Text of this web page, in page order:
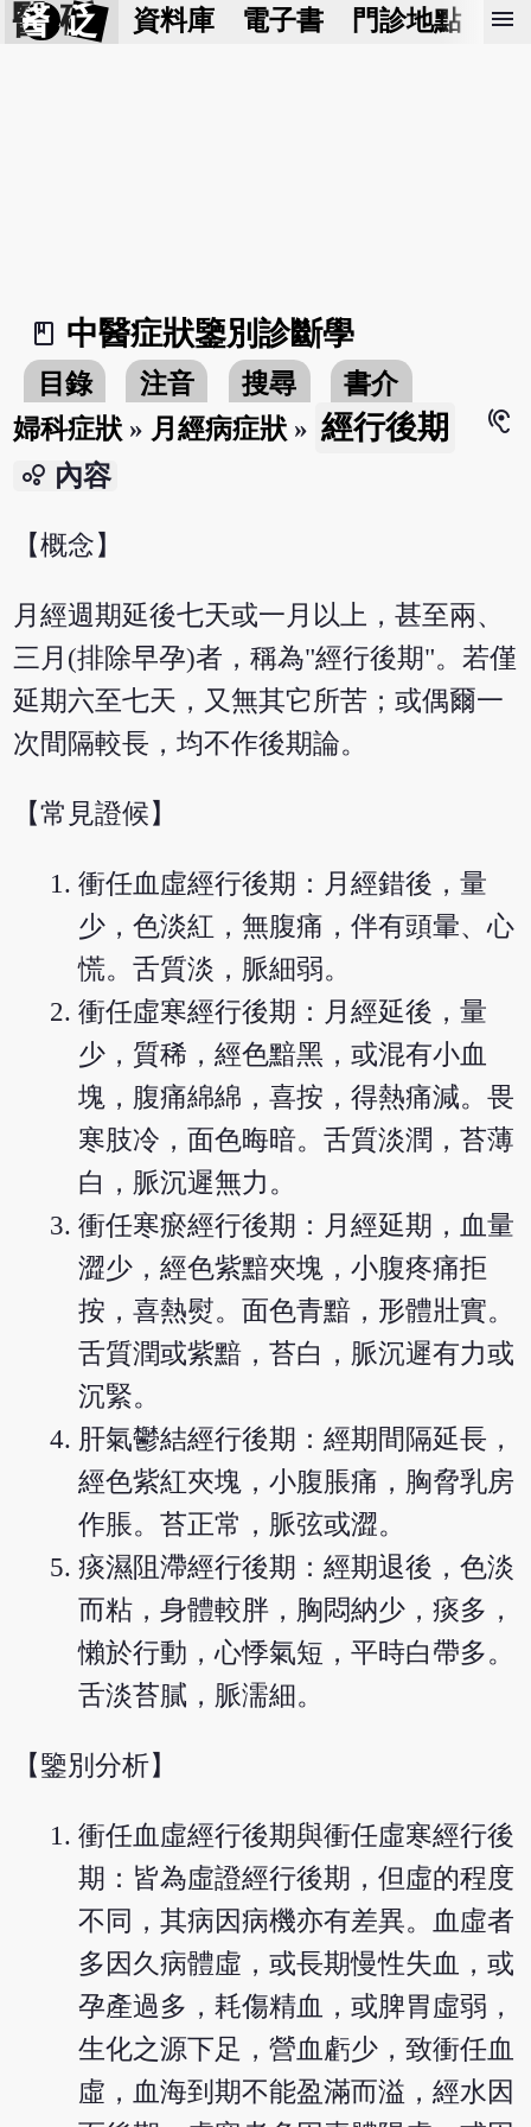
醫 砭 資料庫 電子書 門診地點 預
menu
book_2
中醫症狀鑒別診斷學
目錄 注音 搜尋
書介
婦科症狀 » 月經病症狀 » 經行後期
hearing
bubble_chart 內容
【概念】
月經週期延後七天或一月以上，甚至兩、
三月(排除早孕)者，稱為"經行後期"。若僅
延期六至七天，又無其它所苦；或偶爾一
次間隔較長，均不作後期論。
【常見證候】
衝任血虛經行後期：月經錯後，量
少，色淡紅，無腹痛，伴有頭暈、心
慌。舌質淡，脈細弱。
衝任虛寒經行後期：月經延後，量
少，質稀，經色黯黑，或混有小血
塊，腹痛綿綿，喜按，得熱痛減。畏
寒肢冷，面色晦暗。舌質淡潤，苔薄
白，脈沉遲無力。
衝任寒瘀經行後期：月經延期，血量
澀少，經色紫黯夾塊，小腹疼痛拒
按，喜熱熨。面色青黯，形體壯實。
舌質潤或紫黯，苔白，脈沉遲有力或
沉緊。
肝氣鬱結經行後期：經期間隔延長，
經色紫紅夾塊，小腹脹痛，胸脅乳房
作脹。苔正常，脈弦或澀。
痰濕阻滯經行後期：經期退後，色淡
而粘，身體較胖，胸悶納少，痰多，
懶於行動，心悸氣短，平時白帶多。
舌淡苔膩，脈濡細。
【鑒別分析】
衝任血虛經行後期與衝任虛寒經行後
期：皆為虛證經行後期，但虛的程度
不同，其病因病機亦有差異。血虛者
多因久病體虛，或長期慢性失血，或
孕產過多，耗傷精血，或脾胃虛弱，
生化之源下足，營血虧少，致衝任血
虛，血海到期不能盈滿而溢，經水因